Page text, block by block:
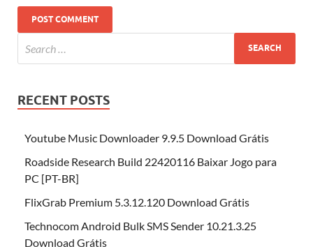
RECENT POSTS
Youtube Music Downloader 9.9.5 Download Grátis
Roadside Research Build 22420116 Baixar Jogo para
PC [PT-BR]
FlixGrab Premium 5.3.12.120 Download Grátis
Technocom Android Bulk SMS Sender 10.21.3.25
Download Grátis